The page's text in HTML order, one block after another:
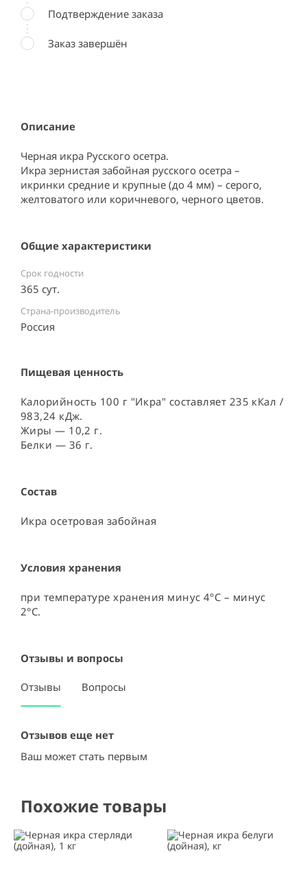
Описание
Черная икра Русского осетра.
Икра зернистая забойная русского осетра –
икринки средние и крупные (до 4 мм) – серого,
желтоватого или коричневого, черного цветов.
Общие характеристики
Срок годности
365 сут.
Страна-производитель
Россия ⠀
Пищевая ценность
Калорийность 100 г "Икра" составляет 235 кКал /
983,24 кДж.
Жиры — 10,2 г.
Белки — 36 г.
Состав
Икра осетровая забойная
Условия хранения
при температуре хранения минус 4°С – минус
2°С.
Отзывы и вопросы
Отзывы Вопросы
Отзывов еще нет
Ваш может стать первым
Подтверждение заказа
Заказ завершён
Похожие товары